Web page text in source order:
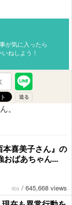
が気に入ったら
いねしよう！
。
喜美子さん』の
おばあちゃん...
rico / 645,668 views